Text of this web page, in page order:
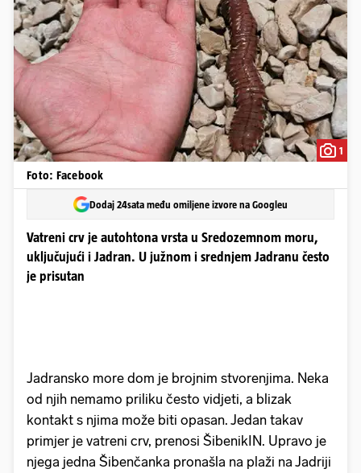
1
Foto: Facebook
Dodaj 24sata među omiljene izvore na Googleu
Vatreni crv je autohtona vrsta u Sredozemnom moru,
uključujući i Jadran. U južnom i srednjem Jadranu često
je prisutan
Jadransko more dom je brojnim stvorenjima. Neka
od njih nemamo priliku često vidjeti, a blizak
kontakt s njima može biti opasan. Jedan takav
primjer je vatreni crv, prenosi ŠibenikIN. Upravo je
njega jedna Šibenčanka pronašla na plaži na Jadriji